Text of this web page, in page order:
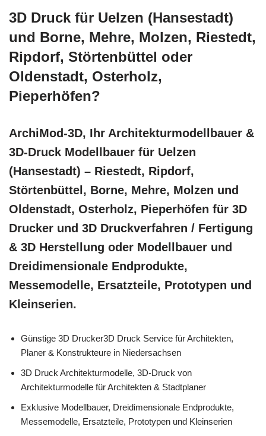
3D Druck für Uelzen (Hansestadt)
und Borne, Mehre, Molzen, Riestedt,
Ripdorf, Störtenbüttel oder
Oldenstadt, Osterholz,
Pieperhöfen?
ArchiMod-3D, Ihr Architekturmodellbauer &
3D-Druck Modellbauer für Uelzen
(Hansestadt) – Riestedt, Ripdorf,
Störtenbüttel, Borne, Mehre, Molzen und
Oldenstadt, Osterholz, Pieperhöfen für 3D
Drucker und 3D Druckverfahren / Fertigung
& 3D Herstellung oder Modellbauer und
Dreidimensionale Endprodukte,
Messemodelle, Ersatzteile, Prototypen und
Kleinserien.
Günstige 3D Drucker3D Druck Service für Architekten,
Planer & Konstrukteure in Niedersachsen
3D Druck Architekturmodelle, 3D-Druck von
Architekturmodelle für Architekten & Stadtplaner
Exklusive Modellbauer, Dreidimensionale Endprodukte,
Messemodelle, Ersatzteile, Prototypen und Kleinserien